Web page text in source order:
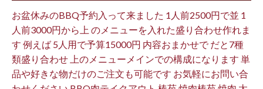
お盆休みのBBQ予約入って来ました 1人前2500円で並 1
人前3000円から上 のメニューを入れた盛り合わせ作れま
す 例えば 5人用で予算15000円 内容おまかせで だと7種
類盛り合わせ 上のメニューメインでの構成になります 単
品や好きな物だけのご注文も可能です お気軽にお問い合